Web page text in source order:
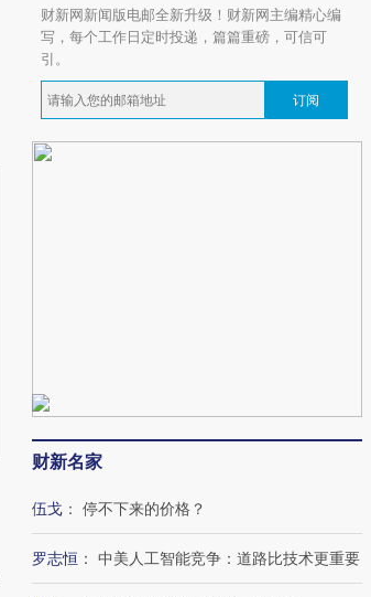
财新网新闻版电邮全新升级！财新网主编精心编
写，每个工作日定时投递，篇篇重磅，可信可
引。
订阅
财新名家
伍戈 ： 停不下来的价格？
罗志恒 ： 中美人工智能竞争：道路比技术更重要